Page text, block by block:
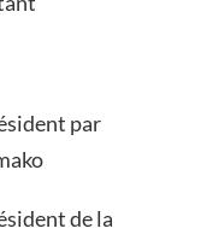
par
de la